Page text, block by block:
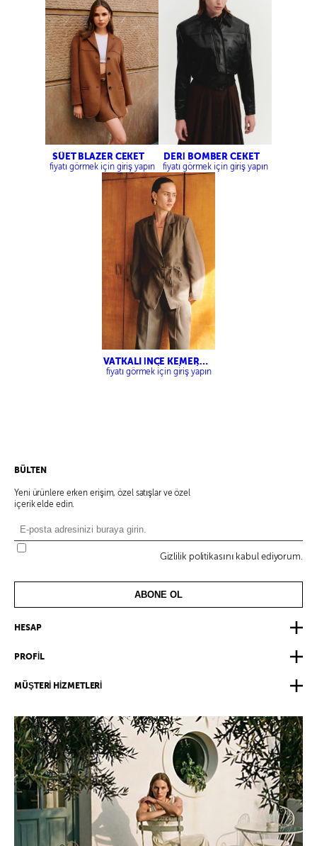
SÜET BLAZER CEKET
fiyatı görmek için giriş yapın
DERİ BOMBER CEKET
fiyatı görmek için giriş yapın
VATKALI İNCE KEMERLİ
CEKET – ÇİFT PİLELİ
KAPAKLI PANTOLON
fiyatı görmek için giriş yapın
BÜLTEN
Yeni ürünlere erken erişim, özel satışlar ve özel
içerik elde edin.
Gizlilik politikasını kabul ediyorum.
ABONE OL
HESAP
PROFİL
MÜŞTERİ HİZMETLERİ